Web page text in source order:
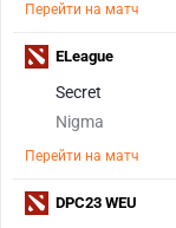
Перейти на матч
Secret
Nigma
Перейти на матч
ELeague
DPC23 WEU